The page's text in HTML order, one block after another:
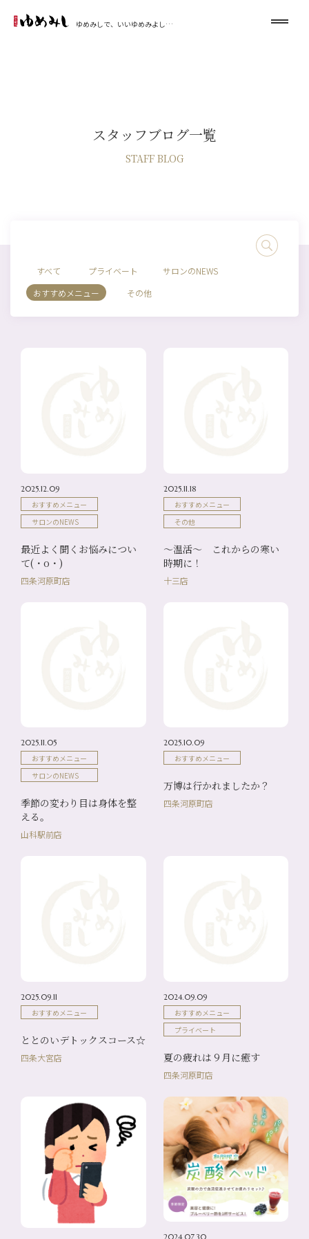
ゆめみしで、いいゆめみよし…
スタッフブログ一覧
STAFF BLOG
すべて プライベート
サロンのNEWS
おすすめメニュー
その他
2025.12.09
おすすめメニュー
サロンのNEWS
最近よく聞くお悩みについ
て(・o・)
四条河原町店
2025.11.18
おすすめメニュー
その他
～温活～ これからの寒い
時期に！
十三店
2025.11.05
おすすめメニュー
サロンのNEWS
季節の変わり目は身体を整
える。
山科駅前店
2025.10.09
おすすめメニュー
万博は行かれましたか？
四条河原町店
2025.09.11
おすすめメニュー
ととのいデトックスコース☆
四条大宮店
2024.09.09
おすすめメニュー
プライベート
夏の疲れは９月に癒す
四条河原町店
2024.07.30